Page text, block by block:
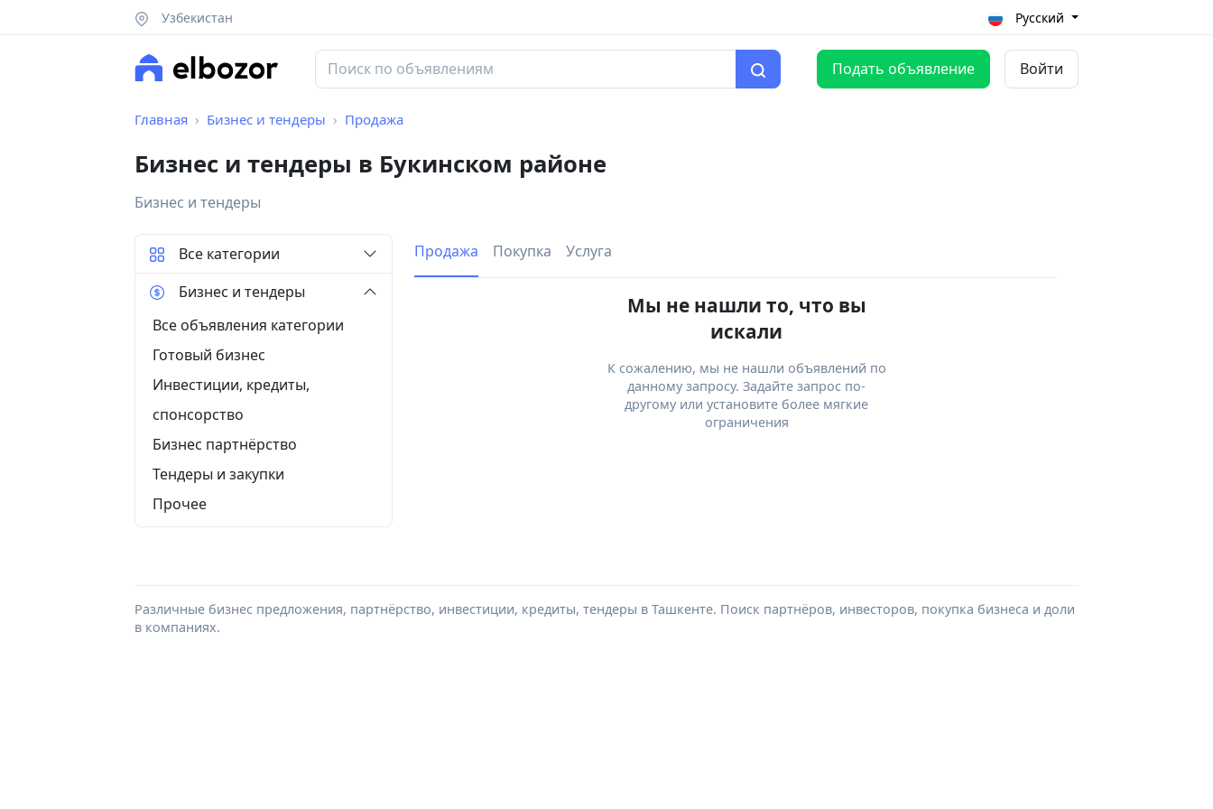
Узбекистан Русский
Подать объявление Войти
Главная Бизнес и тендеры Продажа
Бизнес и тендеры в Букинском районе
Бизнес и тендеры
Продажа Покупка Услуга
Мы не нашли то, что вы
искали
К сожалению, мы не нашли объявлений по
данному запросу. Задайте запрос по-
другому или установите более мягкие
ограничения
Все категории
Бизнес и тендеры
Все объявления категории
Готовый бизнес
Инвестиции, кредиты,
спонсорство
Бизнес партнёрство
Тендеры и закупки
Прочее
Различные бизнес предложения, партнёрство, инвестиции, кредиты, тендеры в Ташкенте. Поиск партнёров, инвесторов, покупка бизнеса и доли
в компаниях.